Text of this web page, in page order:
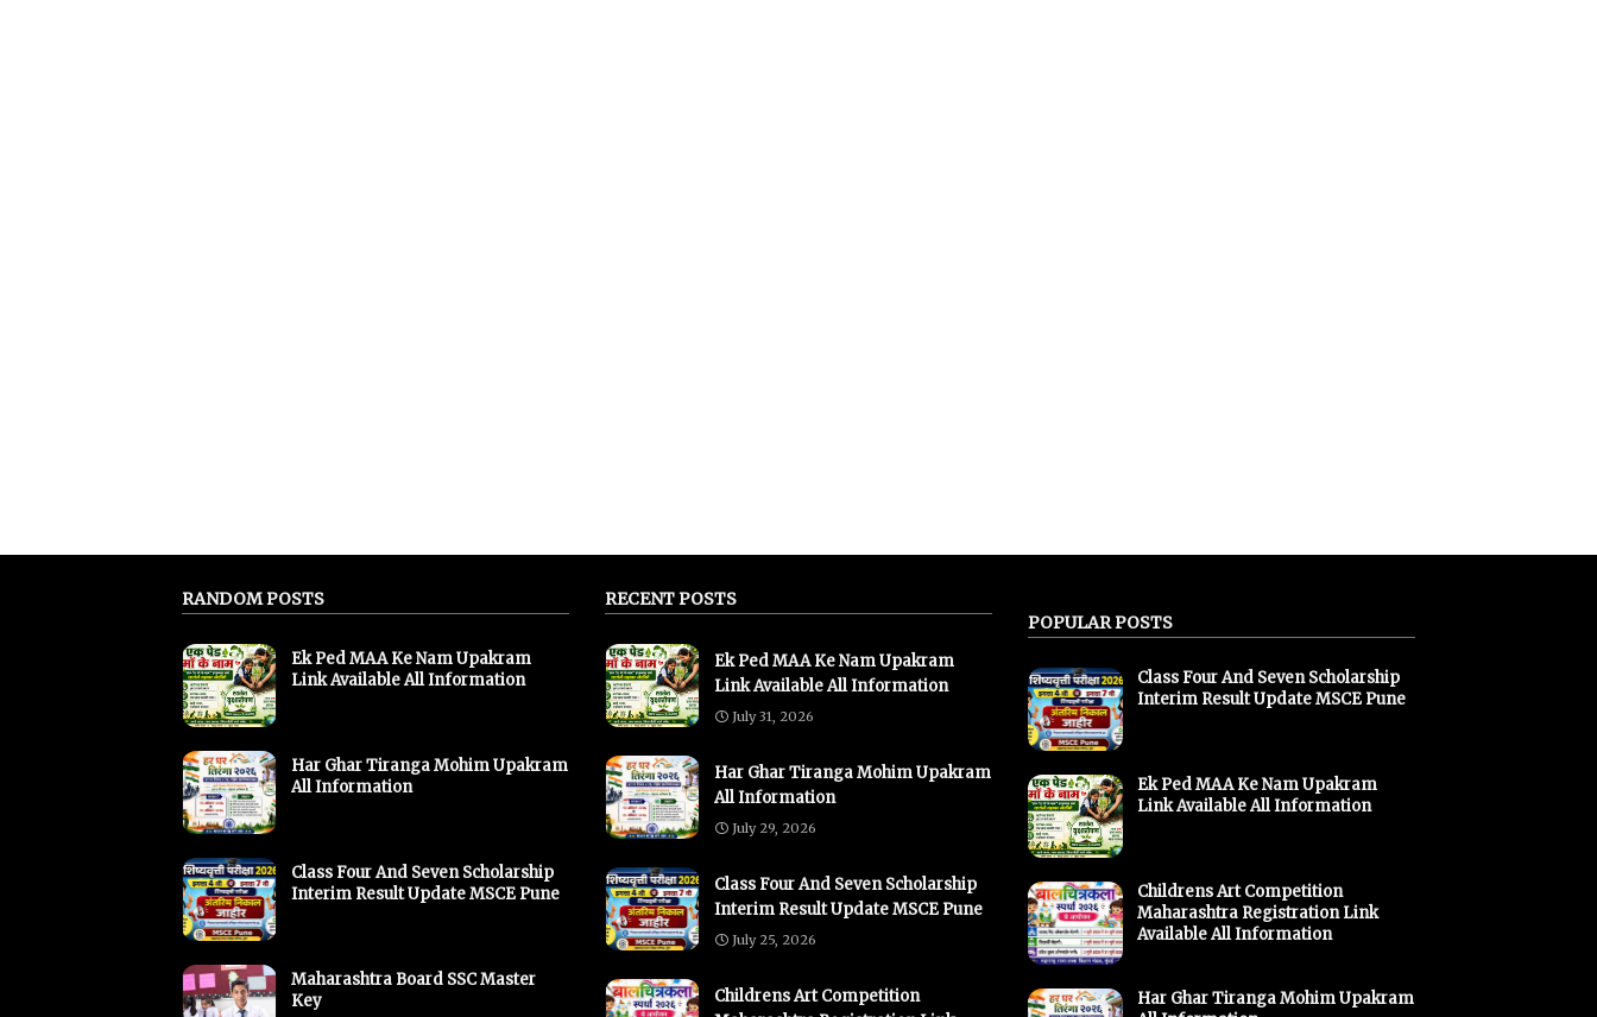
RANDOM POSTS
Ek Ped MAA Ke Nam Upakram
Link Available All Information
Har Ghar Tiranga Mohim Upakram
All Information
Class Four And Seven Scholarship
Interim Result Update MSCE Pune
Maharashtra Board SSC Master
Key
RECENT POSTS
Ek Ped MAA Ke Nam Upakram
Link Available All Information
July 31, 2026
Har Ghar Tiranga Mohim Upakram
All Information
July 29, 2026
Class Four And Seven Scholarship
Interim Result Update MSCE Pune
July 25, 2026
Childrens Art Competition
POPULAR POSTS
Class Four And Seven Scholarship
Interim Result Update MSCE Pune
Ek Ped MAA Ke Nam Upakram
Link Available All Information
Childrens Art Competition
Maharashtra Registration Link
Available All Information
Har Ghar Tiranga Mohim Upakram